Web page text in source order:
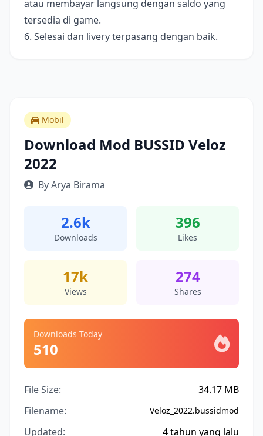
atau membayar langsung dengan saldo yang
tersedia di game.
6. Selesai dan livery terpasang dengan baik.
Mobil
Download Mod BUSSID Veloz
2022
By Arya Birama
2.6k
Downloads
396
Likes
17k
Views
274
Shares
Downloads Today
510
File Size:
34.17 MB
Filename:
Veloz_2022.bussidmod
Updated: 4 tahun yang lalu